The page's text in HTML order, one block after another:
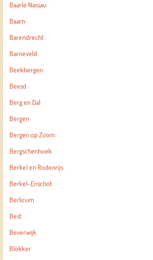
Baarle Nassau
Baarn
Barendrecht
Barneveld
Beekbergen
Beesd
Berg en Dal
Bergen
Bergen op Zoom
Bergschenhoek
Berkel en Rodenrijs
Berkel-Enschot
Berlicum
Best
Beverwijk
Blokker